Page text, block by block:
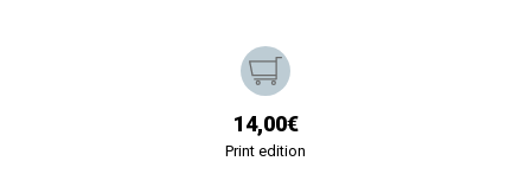
14,00€
Print edition